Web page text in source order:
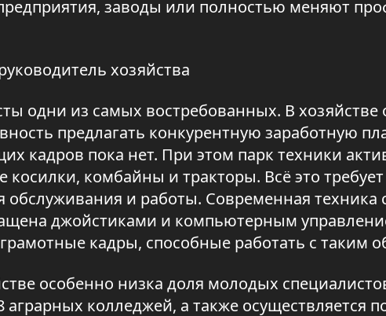
заводы или полностью меняют
хозяйства
одни из самых востребованных. В хозяйстве
предлагать конкурентную заработную
кадров пока нет. При этом парк техники
косилки, комбайны и тракторы. Всё это
обслуживания и работы. Современная техника
джойстиками и компьютерным
кадры, способные работать с таким
особенно низка доля молодых
колледжей, а также осуществляется